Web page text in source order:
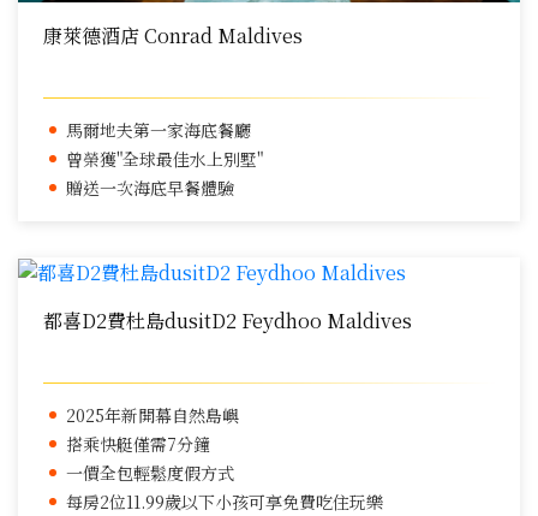
康萊德酒店 Conrad Maldives
馬爾地夫第一家海底餐廳
曾榮獲"全球最佳水上別墅"
贈送一次海底早餐體驗
都喜D2費杜島dusitD2 Feydhoo Maldives
2025年新開幕自然島嶼
搭乘快艇僅需7分鐘
一價全包輕鬆度假方式
每房2位11.99歲以下小孩可享免費吃住玩樂